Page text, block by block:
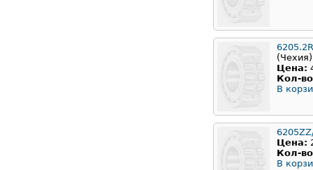
(Чехия)
Цена:
Кол-
В
Цена:
Кол-
В